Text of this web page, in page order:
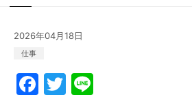
2026年04月18日
仕事
F T